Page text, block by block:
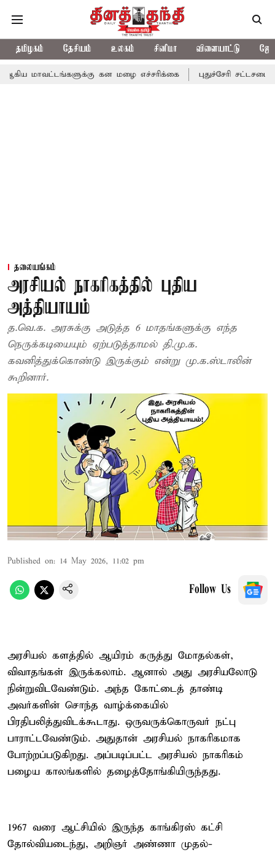
தமிழகம் தேசியம் உலகம் சினிமா விளையாட்டு
கன மழை எச்சரிக்கை புதுச்சேரி சட்டசபையில்
தலையங்கம்
அரசியல் நாகரிகத்தில் புதிய
அத்தியாயம்
த.வெ.க. அரசுக்கு அடுத்த 6 மாதங்களுக்கு எந்த
நெருக்கடியையும் ஏற்படுத்தாமல் தி.மு.க.
கவனித்துக்கொண்டு இருக்கும் என்று மு.க.ஸ்டாலின்
கூறினார்.
Published on: 14 May 2026, 11:02 pm
Follow Us
அரசியல் களத்தில் ஆயிரம் கருத்து மோதல்கள்,
விவாதங்கள் இருக்கலாம். ஆனால் அது அரசியலோடு
நின்றுவிடவேண்டும். அந்த கோட்டைத் தாண்டி
அவர்களின் சொந்த வாழ்க்கையில்
பிரதிபலித்துவிடக்கூடாது. ஒருவருக்கொருவர் நட்பு
பாராட்டவேண்டும். அதுதான் அரசியல் நாகரிகமாக
போற்றப்படுகிறது. அப்படிப்பட்ட அரசியல் நாகரிகம்
பழைய காலங்களில் தழைத்தோங்கியிருந்தது.
1967 வரை ஆட்சியில் இருந்த காங்கிரஸ் கட்சி
தோல்வியடைந்து, அறிஞர் அண்ணா முதல்-